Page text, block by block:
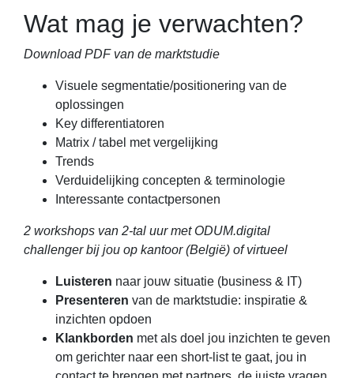
Wat mag je verwachten?
Download PDF van de marktstudie
Visuele segmentatie/positionering van de
oplossingen
Key differentiatoren
Matrix / tabel met vergelijking
Trends
Verduidelijking concepten & terminologie
Interessante contactpersonen
2 workshops van 2-tal uur met ODUM.digital
challenger bij jou op kantoor (België) of virtueel
Luisteren naar jouw situatie (business & IT)
Presenteren van de marktstudie: inspiratie &
inzichten opdoen
Klankborden met als doel jou inzichten te geven
om gerichter naar een short-list te gaat, jou in